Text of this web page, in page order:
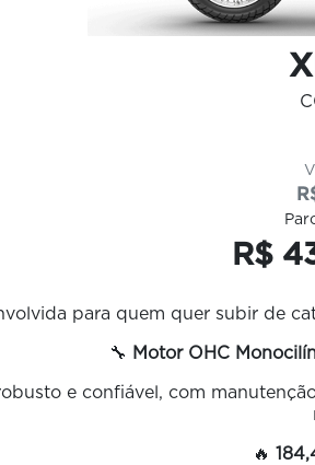
R$
para quem quer subir de
🔧 Motor OHC
e confiável, com
🔥